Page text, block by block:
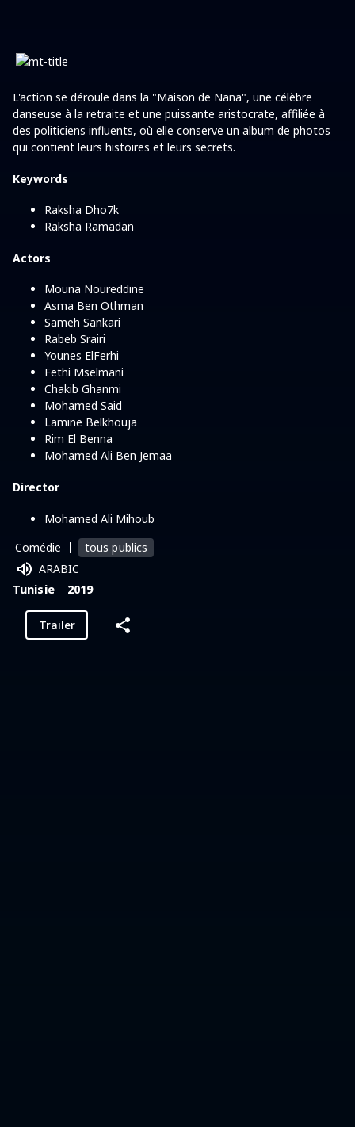
L'action se déroule dans la "Maison de Nana", une célèbre
danseuse à la retraite et une puissante aristocrate, affiliée à
des politiciens influents, où elle conserve un album de photos
qui contient leurs histoires et leurs secrets.
Keywords
Raksha Dho7k
Raksha Ramadan
Actors
Mouna Noureddine
Asma Ben Othman
Sameh Sankari
Rabeb Srairi
Younes ElFerhi
Fethi Mselmani
Chakib Ghanmi
Mohamed Said
Lamine Belkhouja
Rim El Benna
Mohamed Ali Ben Jemaa
Director
Mohamed Ali Mihoub
Comédie
tous publics
ARABIC
Tunisie
2019
Trailer